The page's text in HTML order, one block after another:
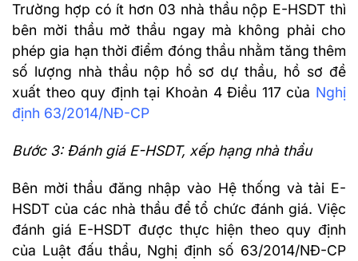
Trường hợp có ít hơn 03 nhà thầu nộp E-HSDT thì
bên mời thầu mở thầu ngay mà không phải cho
phép gia hạn thời điểm đóng thầu nhằm tăng thêm
số lượng nhà thầu nộp hồ sơ dự thầu, hồ sơ đề
xuất theo quy định tại Khoản 4 Điều 117 của Nghị
định 63/2014/NĐ-CP
Bước 3: Đánh giá E-HSDT, xếp hạng nhà thầu
Bên mời thầu đăng nhập vào Hệ thống và tải E-
HSDT của các nhà thầu để tổ chức đánh giá. Việc
đánh giá E-HSDT được thực hiện theo quy định
của Luật đấu thầu, Nghị định số 63/2014/NĐ-CP